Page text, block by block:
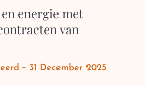
energie met
van
Posted
31 December 2025